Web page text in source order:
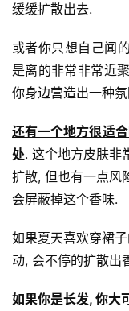
缓缓扩散出去.
或者你只想自己闻
是离的非常非常近
你身边营造出一种
还有一个地方很适
处. 这个地方皮肤非
扩散, 但也有一点风
会屏蔽掉这个香味.
如果夏天喜欢穿裙
动, 会不停的扩散出
如果你是长发, 你大